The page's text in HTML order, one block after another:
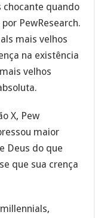
chocante quando
PewResearch.
mais velhos
na existência
velhos
X, Pew
maior
Deus do que
que sua crença